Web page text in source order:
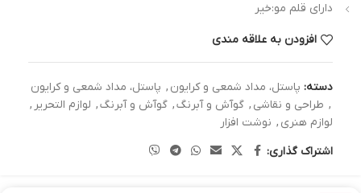
دارای قلم مو:خیر
افزودن به علاقه مندی
دسته: پاستل، مداد شمعی و کرایون , پاستل، مداد شمعی و کرایون
, طراحی و نقاشی , گوآش و آبرنگ, گوآش و آبرنگ, لوازم التحریر ,
لوازم هنری , نوشت افزار
اشتراک گذاری: